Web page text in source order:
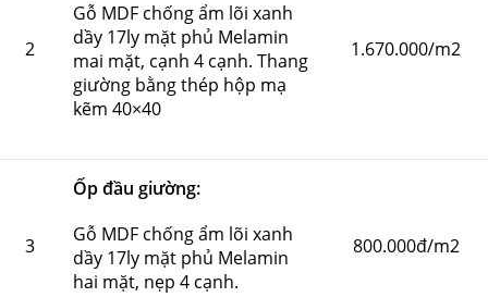
2
Gỗ MDF chống ẩm lõi xanh
dầy 17ly mặt phủ Melamin
mai mặt, cạnh 4 cạnh. Thang
giường bằng thép hộp mạ
kẽm 40×40
1.670.000/m2
3
Ốp đầu giường:
Gỗ MDF chống ẩm lõi xanh
dầy 17ly mặt phủ Melamin
hai mặt, nẹp 4 cạnh.
800.000đ/m2